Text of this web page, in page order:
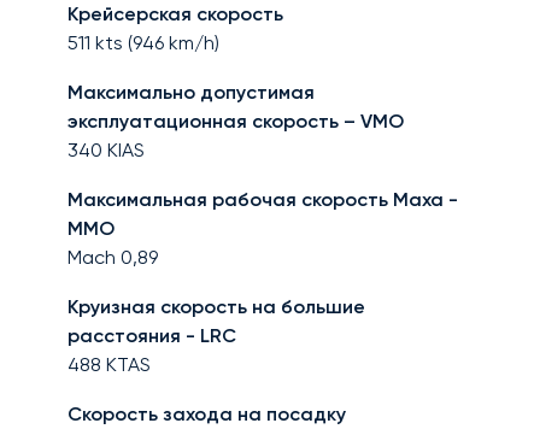
Крейсерская скорость
511 kts (946 km/h)
Максимально допустимая
эксплуатационная скорость – VMO
340 KIAS
Максимальная рабочая скорость Маха -
MMO
Mach 0,89
Круизная скорость на большие
расстояния - LRC
488 KTAS
Скорость захода на посадку